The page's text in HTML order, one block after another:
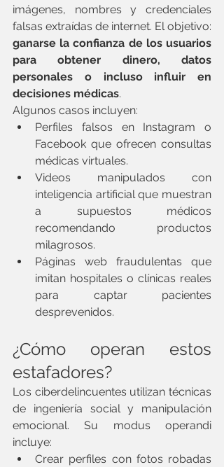
imágenes, nombres y credenciales
ganarse la confianza de los usuarios
para obtener dinero, datos
personales o incluso influir en
decisiones médicas.
Algunos casos incluyen:
Perfiles falsos en Instagram o
Facebook que ofrecen consultas
médicas virtuales.
Videos manipulados con
inteligencia artificial que muestran
a supuestos médicos
recomendando productos
milagrosos.
Páginas web fraudulentas que
imitan hospitales o clínicas reales
para captar pacientes
desprevenidos.
¿Cómo operan estos
estafadores?
Los ciberdelincuentes utilizan técnicas
de ingeniería social y manipulación
emocional. Su modus operandi
incluye:
Crear perfiles con fotos robadas